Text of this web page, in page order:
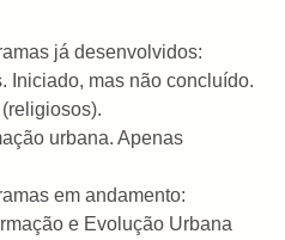
já desenvolvidos:
Iniciado, mas não concluído.
urbana. Apenas
em andamento:
e Evolução Urbana